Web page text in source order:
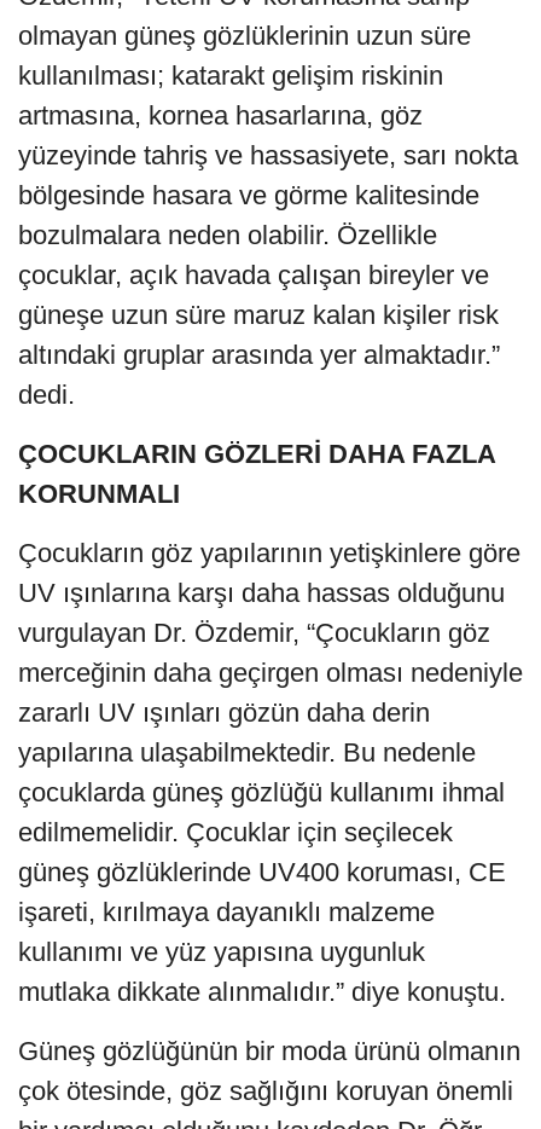
olmayan güneş gözlüklerinin uzun süre
kullanılması; katarakt gelişim riskinin
artmasına, kornea hasarlarına, göz
yüzeyinde tahriş ve hassasiyete, sarı nokta
bölgesinde hasara ve görme kalitesinde
bozulmalara neden olabilir. Özellikle
çocuklar, açık havada çalışan bireyler ve
güneşe uzun süre maruz kalan kişiler risk
altındaki gruplar arasında yer almaktadır.”
dedi.
ÇOCUKLARIN GÖZLERİ DAHA FAZLA
KORUNMALI
Çocukların göz yapılarının yetişkinlere göre
UV ışınlarına karşı daha hassas olduğunu
vurgulayan Dr. Özdemir, “Çocukların göz
merceğinin daha geçirgen olması nedeniyle
zararlı UV ışınları gözün daha derin
yapılarına ulaşabilmektedir. Bu nedenle
çocuklarda güneş gözlüğü kullanımı ihmal
edilmemelidir. Çocuklar için seçilecek
güneş gözlüklerinde UV400 koruması, CE
işareti, kırılmaya dayanıklı malzeme
kullanımı ve yüz yapısına uygunluk
mutlaka dikkate alınmalıdır.” diye konuştu.
Güneş gözlüğünün bir moda ürünü olmanın
çok ötesinde, göz sağlığını koruyan önemli